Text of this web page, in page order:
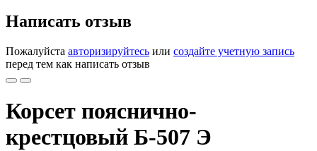
Написать отзыв
Пожалуйста авторизируйтесь или создайте учетную запись
перед тем как написать отзыв
Корсет пояснично-
крестцовый Б-507 Э